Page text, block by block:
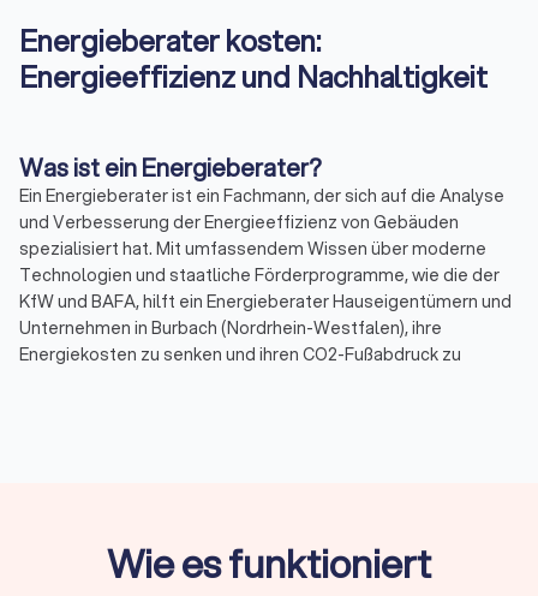
Energieberater kosten:
Energieeffizienz und Nachhaltigkeit
Was ist ein Energieberater?
Ein Energieberater ist ein Fachmann, der sich auf die Analyse
und Verbesserung der Energieeffizienz von Gebäuden
spezialisiert hat. Mit umfassendem Wissen über moderne
Technologien und staatliche Förderprogramme, wie die der
KfW und BAFA, hilft ein Energieberater Hauseigentümern und
Unternehmen in Burbach (Nordrhein-Westfalen), ihre
Energiekosten zu senken und ihren CO2-Fußabdruck zu
detaillierte Analyse des Energieverbrauchs eines Gebäudes
können Energieberater Einsparpotenziale identifizieren und
Wie es funktioniert